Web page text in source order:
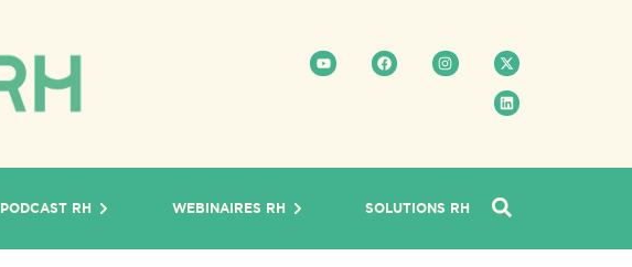
PODCAST RH WEBINAIRES RH SOLUTIONS RH